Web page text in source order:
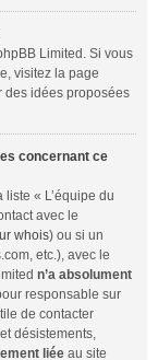
Limited. Si vous
visitez la page
des idées proposées
concernant ce
« L’équipe du
avec le
whois) ou si un
etc.), avec le
n’a absolument
responsable sur
de contacter
désistements,
liée au site